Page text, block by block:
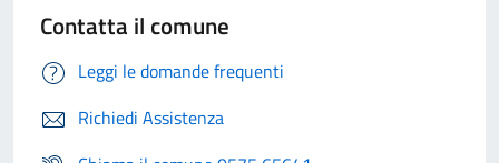
Contatta il comune
Leggi le domande frequenti
Richiedi Assistenza